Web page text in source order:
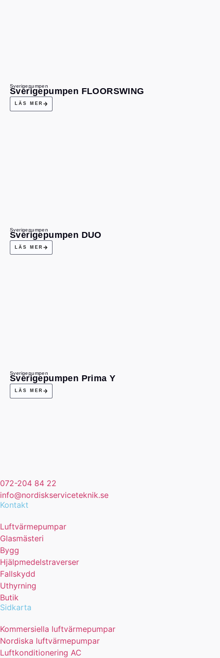
Sverigepumpen
Sverigepumpen FLOORSWING
LÄS MER
Sverigepumpen
Sverigepumpen DUO
LÄS MER
Sverigepumpen
Sverigepumpen Prima Y
LÄS MER
072-204 84 22
info@nordiskserviceteknik.se
Kontakt
Luftvärmepumpar
Glasmästeri
Bygg
Hjälpmedelstraverser
Fallskydd
Uthyrning
Butik
Sidkarta
Kommersiella luftvärmepumpar
Nordiska luftvärmepumpar
Luftkonditionering AC